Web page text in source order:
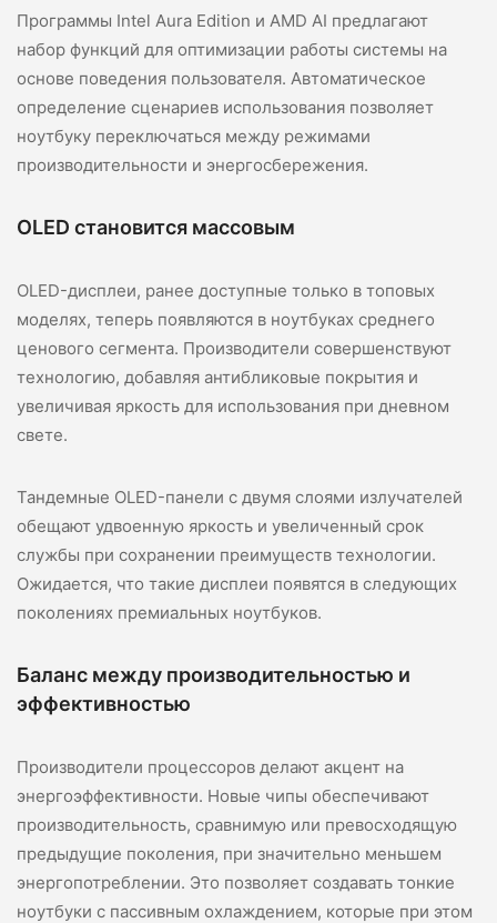
Программы Intel Aura Edition и AMD AI предлагают
набор функций для оптимизации работы системы на
основе поведения пользователя. Автоматическое
определение сценариев использования позволяет
ноутбуку переключаться между режимами
производительности и энергосбережения.
OLED становится массовым
OLED-дисплеи, ранее доступные только в топовых
моделях, теперь появляются в ноутбуках среднего
ценового сегмента. Производители совершенствуют
технологию, добавляя антибликовые покрытия и
увеличивая яркость для использования при дневном
свете.
Тандемные OLED-панели с двумя слоями излучателей
обещают удвоенную яркость и увеличенный срок
службы при сохранении преимуществ технологии.
Ожидается, что такие дисплеи появятся в следующих
поколениях премиальных ноутбуков.
Баланс между производительностью и
эффективностью
Производители процессоров делают акцент на
энергоэффективности. Новые чипы обеспечивают
производительность, сравнимую или превосходящую
предыдущие поколения, при значительно меньшем
энергопотреблении. Это позволяет создавать тонкие
ноутбуки с пассивным охлаждением, которые при этом